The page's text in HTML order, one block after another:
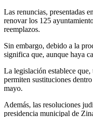
Las renuncias, presentadas
renovar los 125
reemplazos.
Sin embargo, debido a la
significa que, aunque haya
La legislación establece
permiten sustituciones
mayo.
Además, las resoluciones
presidencia municipal de